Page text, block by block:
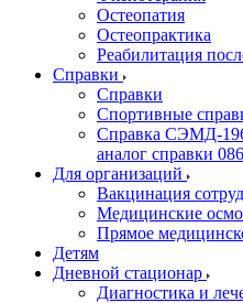
Остеопатия
Остеопрактика
Реабилитация
Справки
Справки
Спортивные
Справка
аналог справки
Для организаций
Вакцинация
Медицинские
Прямое
Детям
Дневной стационар
Диагностика и